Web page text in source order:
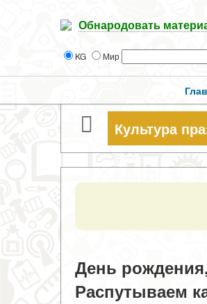
Обнародовать
KG Мир
Культура
День
Распутываем